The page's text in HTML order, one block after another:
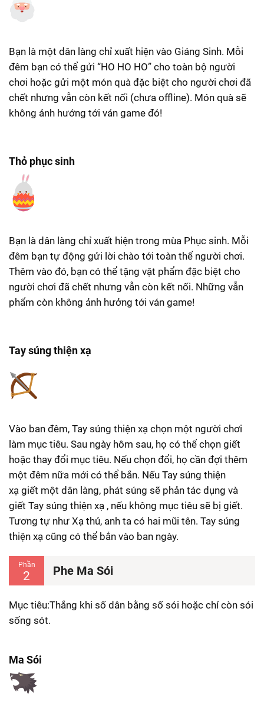
Bạn là một dân làng chỉ xuất hiện vào Giáng Sinh. Mỗi
đêm bạn có thể gửi “HO HO HO” cho toàn bộ người
chơi hoặc gửi một món quà đặc biệt cho người chơi đã
chết nhưng vẫn còn kết nối (chưa offline). Món quà sẽ
không ảnh hướng tới ván game đó!
Thỏ phục sinh
Bạn là dân làng chỉ xuất hiện trong mùa Phục sinh. Mỗi
đêm bạn tự động gửi lời chào tới toàn thể người chơi.
Thêm vào đó, bạn có thể tặng vật phẩm đặc biệt cho
người chơi đã chết nhưng vẫn còn kết nối. Những vẫn
phẩm còn không ảnh hưởng tới ván game!
Tay súng thiện xạ
Vào ban đêm, Tay súng thiện xạ chọn một người chơi
làm mục tiêu. Sau ngày hôm sau, họ có thể chọn giết
hoặc thay đổi mục tiêu. Nếu chọn đổi, họ cần đợi thêm
một đêm nữa mới có thể bắn. Nếu Tay súng thiện
xạ giết một dân làng, phát súng sẽ phản tác dụng và
giết Tay súng thiện xạ , nếu không mục tiêu sẽ bị giết.
Tương tự như Xạ thủ, anh ta có hai mũi tên. Tay súng
thiện xạ cũng có thể bắn vào ban ngày.
Phần
2 Phe Ma Sói
Mục tiêu:Thắng khi số dân bằng số sói hoặc chỉ còn sói
sống sót.
Ma Sói